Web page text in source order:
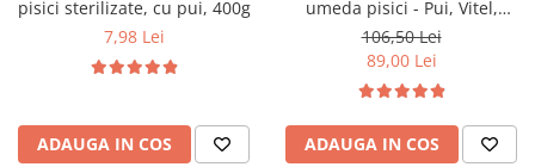
pisici sterilizate, cu pui, 400g
7,98 Lei
ADAUGA IN COS
umeda pisici - Pui, Vitel,
Somon si Iepure, 48x85g
106,50 Lei
89,00 Lei
ADAUGA IN COS